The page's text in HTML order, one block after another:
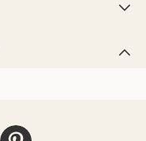

